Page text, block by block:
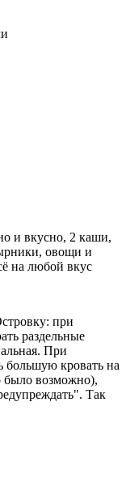
и вкусно, 2 каши,
овощи и
на любой вкус
при
раздельные
При
большую кровать на
было возможно),
Так